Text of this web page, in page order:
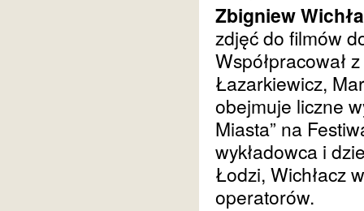
Zbigniew
zdjęć do filmów
Współpracował
Łazarkiewicz,
obejmuje liczne
Miasta” na
wykładowca i
Łodzi, Wichłacz
operatorów.